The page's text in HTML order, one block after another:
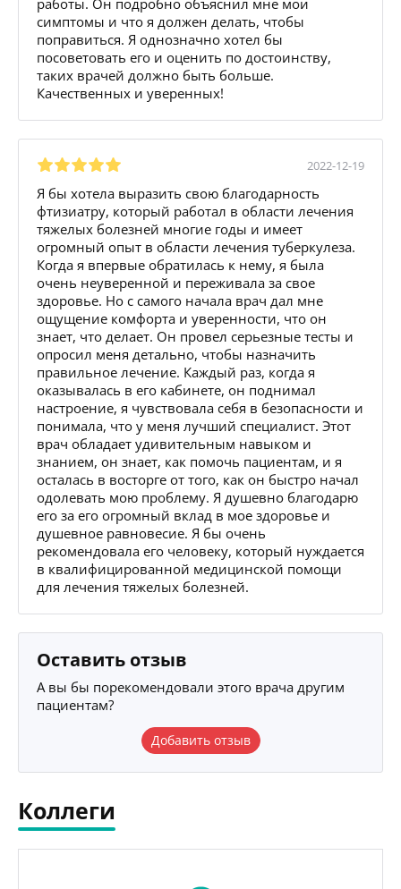
симптомы и что я должен делать, чтобы
поправиться. Я однозначно хотел бы
посоветовать его и оценить по достоинству,
таких врачей должно быть больше.
Качественных и уверенных!
2022-12-19
Я бы хотела выразить свою благодарность
фтизиатру, который работал в области лечения
тяжелых болезней многие годы и имеет
огромный опыт в области лечения туберкулеза.
Когда я впервые обратилась к нему, я была
очень неуверенной и переживала за свое
здоровье. Но с самого начала врач дал мне
ощущение комфорта и уверенности, что он
знает, что делает. Он провел серьезные тесты и
опросил меня детально, чтобы назначить
правильное лечение. Каждый раз, когда я
оказывалась в его кабинете, он поднимал
настроение, я чувствовала себя в безопасности и
понимала, что у меня лучший специалист. Этот
врач обладает удивительным навыком и
знанием, он знает, как помочь пациентам, и я
осталась в восторге от того, как он быстро начал
одолевать мою проблему. Я душевно благодарю
его за его огромный вклад в мое здоровье и
душевное равновесие. Я бы очень
рекомендовала его человеку, который нуждается
в квалифицированной медицинской помощи
для лечения тяжелых болезней.
Оставить отзыв
А вы бы порекомендовали этого врача другим
пациентам?
Добавить отзыв
Коллеги